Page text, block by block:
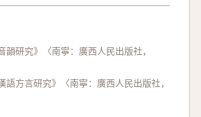
韻研究》〈南寧：廣西人民出版社，
語方言研究》〈南寧：廣西人民出版社，